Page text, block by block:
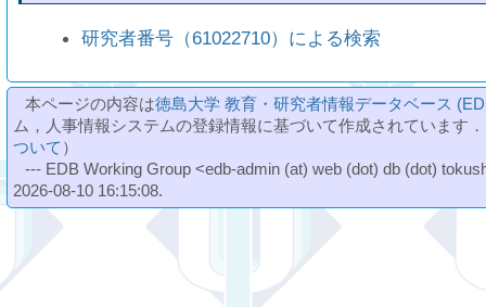
研究者番号（61022710）による検索
本ページの内容は徳島大学 教育・研究者情報データベース
ム，人事情報システムの登録情報に基づいて作成されています
ついて ）
--- EDB Working Group <edb-admin (at) web (dot) db (dot)
2026-08-10 16:15:08.